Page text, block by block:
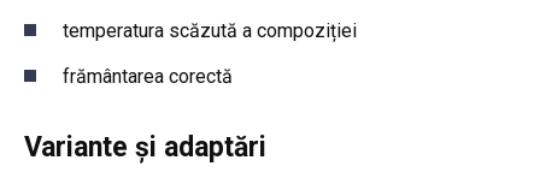
temperatura scăzută a compoziției
frământarea corectă
Variante și adaptări